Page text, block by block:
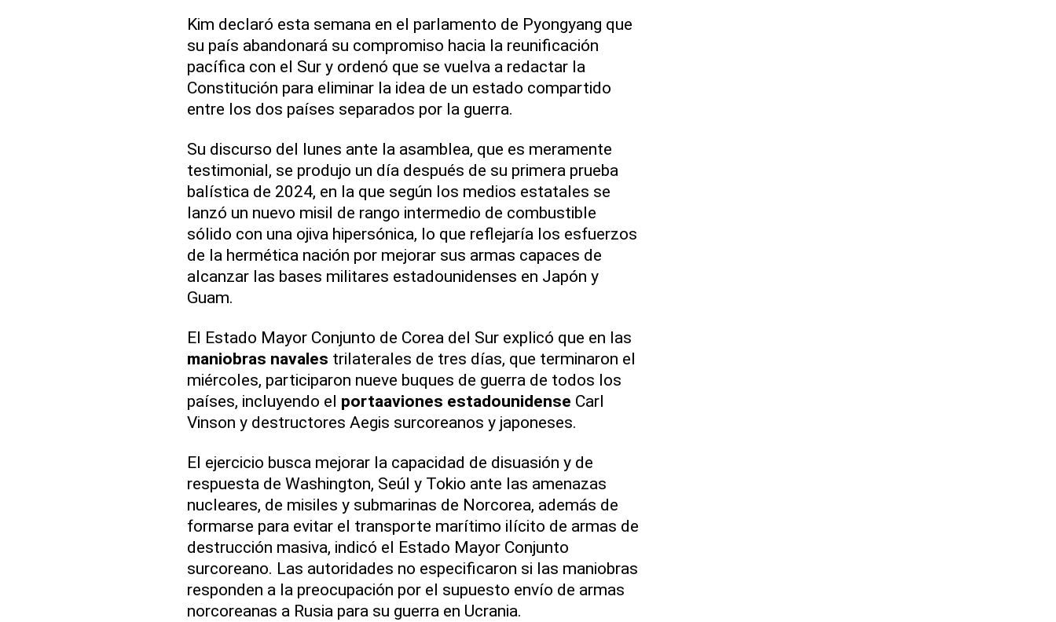
Kim declaró esta semana en el parlamento de Pyongyang que
su país abandonará su compromiso hacia la reunificación
pacífica con el Sur y ordenó que se vuelva a redactar la
Constitución para eliminar la idea de un estado compartido
entre los dos países separados por la guerra.
Su discurso del lunes ante la asamblea, que es meramente
testimonial, se produjo un día después de su primera prueba
balística de 2024, en la que según los medios estatales se
lanzó un nuevo misil de rango intermedio de combustible
sólido con una ojiva hipersónica, lo que reflejaría los esfuerzos
de la hermética nación por mejorar sus armas capaces de
alcanzar las bases militares estadounidenses en Japón y
Guam.
El Estado Mayor Conjunto de Corea del Sur explicó que en las
maniobras navales trilaterales de tres días, que terminaron el
miércoles, participaron nueve buques de guerra de todos los
países, incluyendo el portaaviones estadounidense Carl
Vinson y destructores Aegis surcoreanos y japoneses.
El ejercicio busca mejorar la capacidad de disuasión y de
respuesta de Washington, Seúl y Tokio ante las amenazas
nucleares, de misiles y submarinas de Norcorea, además de
formarse para evitar el transporte marítimo ilícito de armas de
destrucción masiva, indicó el Estado Mayor Conjunto
surcoreano. Las autoridades no especificaron si las maniobras
responden a la preocupación por el supuesto envío de armas
norcoreanas a Rusia para su guerra en Ucrania.